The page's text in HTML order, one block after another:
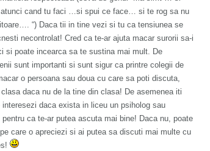
cand tu faci …si spui ce face… si te rog sa nu
“) Daca tii in tine vezi si tu ca tensiunea se
necontrolat! Cred ca te-ar ajuta macar surorii sa-i
si poate incearca sa te sustina mai mult. De
sunt importanti si sunt sigur ca printre colegii de
o persoana sau doua cu care sa poti discuta,
daca nu de la tine din clasa! De asemenea iti
interesezi daca exista in liceu un psiholog sau
ca te-ar putea ascuta mai bine! Daca nu, poate
care o apreciezi si ai putea sa discuti mai multe cu